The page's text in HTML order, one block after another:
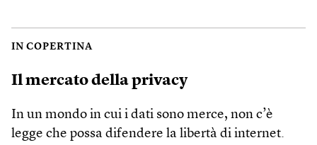
IN COPERTINA
Il mercato della privacy
In un mondo in cui i dati sono merce, non c’è
legge che possa difendere la libertà di internet.